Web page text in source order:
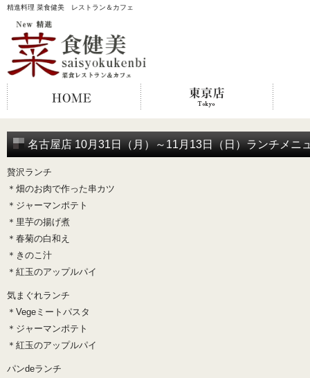
精進料理 菜食健美 レストラン＆カフェ
名古屋店 10月31日（月）～11月13日（日）ランチメニ
贅沢ランチ
＊畑のお肉で作った串カツ
＊ジャーマンポテト
＊里芋の揚げ煮
＊春菊の白和え
＊きのこ汁
＊紅玉のアップルパイ
気まぐれランチ
＊Vegeミートパスタ
＊ジャーマンポテト
＊紅玉のアップルパイ
パンdeランチ